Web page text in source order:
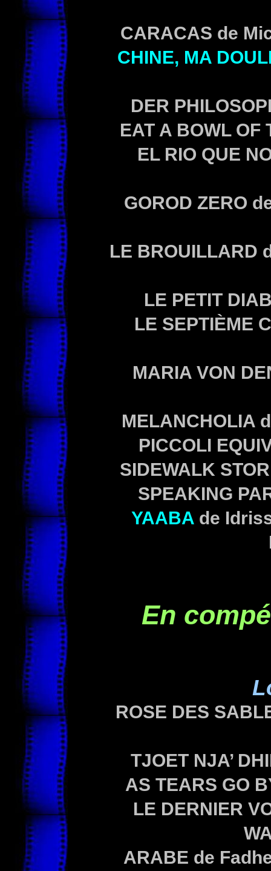
CARACAS de
CHINE, MA
DER
EAT A BOWL OF
EL RIO QUE
GOROD ZERO
LE BROUILLARD
LE PETIT
LE SEPTIÈME
MARIA VON
MELANCHOLIA
PICCOLI
SIDEWALK
SPEAKING
YAABA de
En
ROSE DES
TJOET NJA’
AS TEARS GO
LE DERNIER
ARABE de